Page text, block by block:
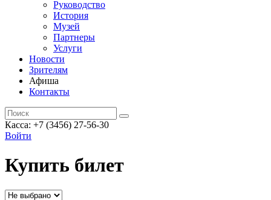
Руководство
История
Музей
Партнеры
Услуги
Новости
Зрителям
Афиша
Контакты
Касса: +7 (3456) 27-56-30
Войти
Купить билет